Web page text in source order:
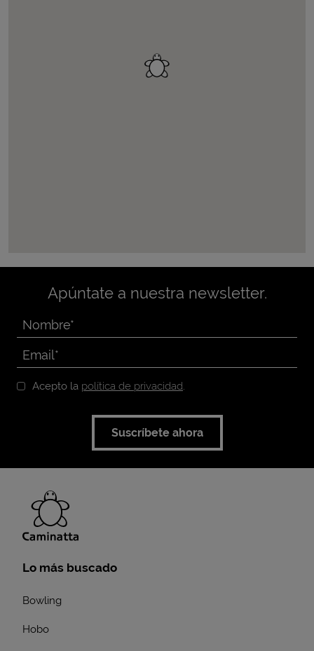
Apúntate a nuestra newsletter.
Acepto la política de privacidad.
Suscríbete ahora
Lo más buscado
Bowling
Hobo